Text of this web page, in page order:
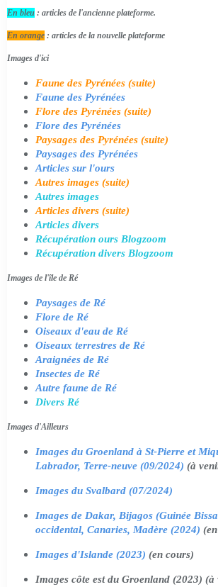
En bleu : articles de l'ancienne plateforme.
En orange : articles de la nouvelle plateforme
Images d'ici
Faune des Pyrénées (suite)
Faune des Pyrénées
Flore des Pyrénées (suite)
Flore des Pyrénées
Paysages des Pyrénées (suite)
Paysages des Pyrénées
Articles sur l'ours
Autres images (suite)
Autres images
Articles divers (suite)
Articles divers
Récupération ours Blogzoom
Récupération divers Blogzoom
Images de l'île de Ré
Paysages de Ré
Flore de Ré
Oiseaux d'eau de Ré
Oiseaux terrestres de Ré
Araignées de Ré
Insectes de Ré
Autre faune de Ré
Divers Ré
Images d'Ailleurs
Images du Groenland à St-Pierre et
Labrador, Terre-neuve (09/2024) (à
Images du Svalbard (07/2024)
Images de Dakar, Bijagos (Guinée
occidental, Canaries, Madère (2024)
Images d'Islande (2023) (en cours)
Images côte est du Groenland (2023) (à